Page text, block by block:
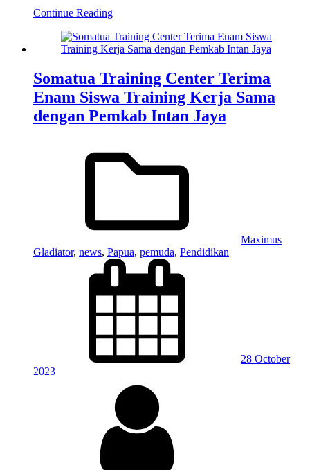
Continue Reading
Somatua Training Center Terima
Enam Siswa Training Kerja Sama
dengan Pemkab Intan Jaya
Maximus
Gladiator, news, Papua, pemuda, Pendidikan
28 October
2023